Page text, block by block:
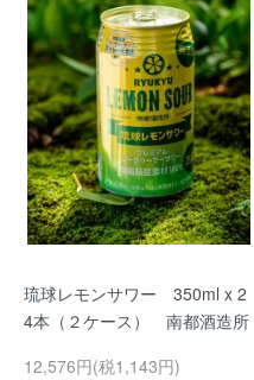
琉球レモンサワー 350ml x 2
4本（２ケース） 南都酒造所
12,576円(税1,143円)